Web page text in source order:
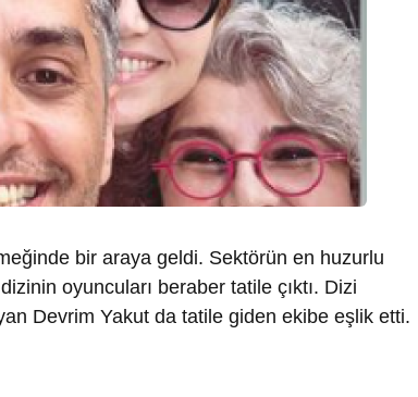
bir araya geldi. Sektörün en huzurlu
oyuncuları beraber tatile çıktı. Dizi
Devrim Yakut da tatile giden ekibe eşlik etti.